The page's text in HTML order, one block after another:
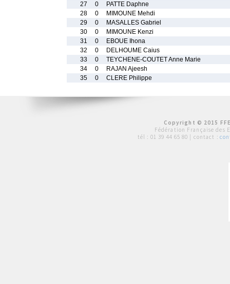
27
0
PATTE Daphne
28
0
MIMOUNE Mehdi
29
0
MASALLES Gabriel
30
0
MIMOUNE Kenzi
31
0
EBOUE Ihona
32
0
DELHOUME Caius
33
0
TEYCHENE-COUTET Anne Marie
34
0
RAJAN Ajeesh
35
0 CLERE Philippe
Copyright © 2015
Fédération Française des
tél : 01 39 44 65 80 | contact :